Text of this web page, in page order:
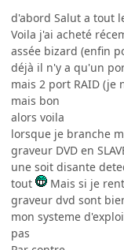
d'abord Salut a tout
Voila j'ai acheté
assée bizard (enfin
déjà il n'y a qu'un
mais 2 port RAID (je
mais bon
alors voila
lorsque je branche
graveur DVD en
une soit disante
tout
Mais si je
graveur dvd sont
mon systeme
pas